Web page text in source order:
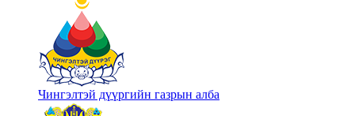
Чингэлтэй дүүргийн газрын алба